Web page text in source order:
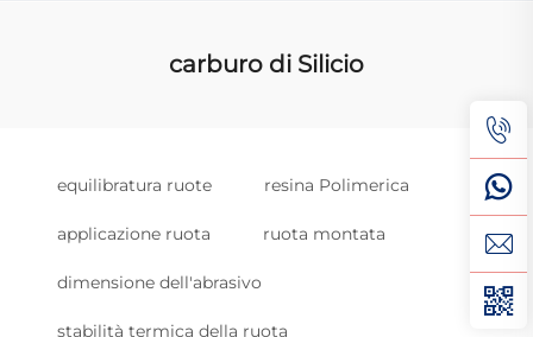
carburo di Silicio
equilibratura ruote resina Polimerica
applicazione ruota ruota montata
dimensione dell'abrasivo
stabilità termica della ruota